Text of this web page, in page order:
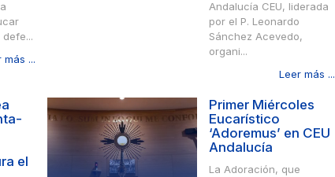
más ...
Andalucía CEU, liderada
por el P. Leonardo
Sánchez Acevedo,
organi...
Leer más ...
el
Primer Miércoles
Eucarístico
‘Adoremus’ en CEU
Andalucía
La Adoración, que